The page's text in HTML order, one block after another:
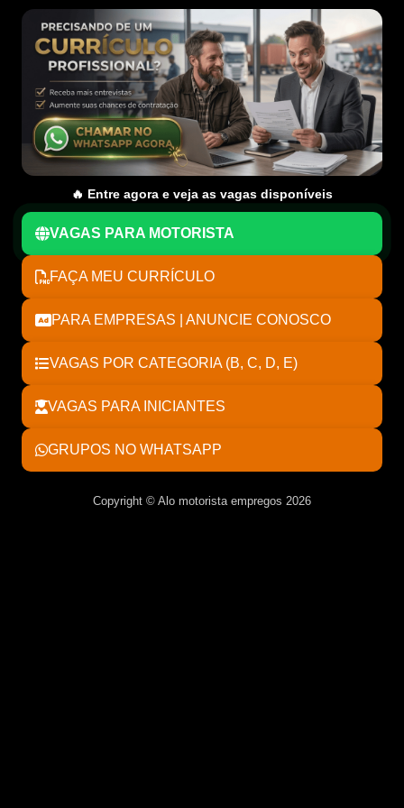
🔥 Entre agora e veja as vagas disponíveis
VAGAS PARA MOTORISTA
FAÇA MEU CURRÍCULO
PARA EMPRESAS | ANUNCIE CONOSCO
VAGAS POR CATEGORIA (B, C, D, E)
VAGAS PARA INICIANTES
GRUPOS NO WHATSAPP
Copyright © Alo motorista empregos 2026